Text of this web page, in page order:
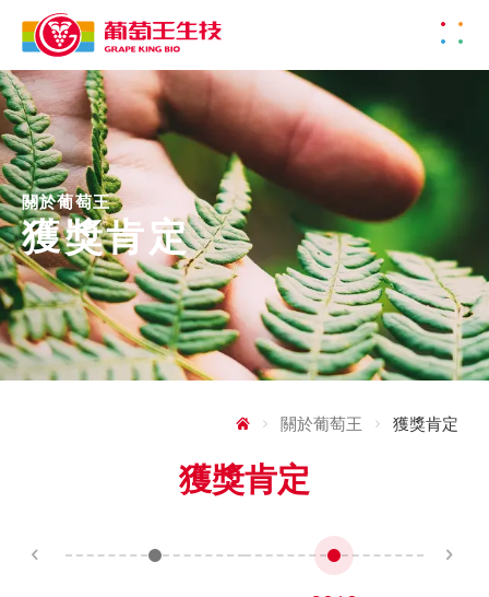
關於葡萄王
獲獎肯定
關於葡萄王 獲獎肯定
獲獎肯定